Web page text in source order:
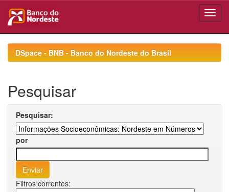
navigationDSpace - BNB - Banco do Nordeste do Brasil
Pesquisar
Pesquisar:
por
Filtros correntes: